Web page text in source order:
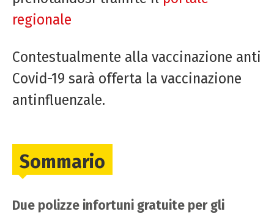
regionale
Contestualmente alla vaccinazione anti
Covid-19 sarà offerta la vaccinazione
antinfluenzale.
Sommario
Due polizze infortuni gratuite per gli